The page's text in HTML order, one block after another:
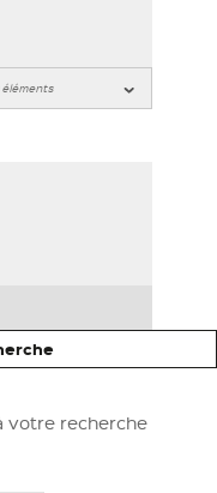
votre recherche